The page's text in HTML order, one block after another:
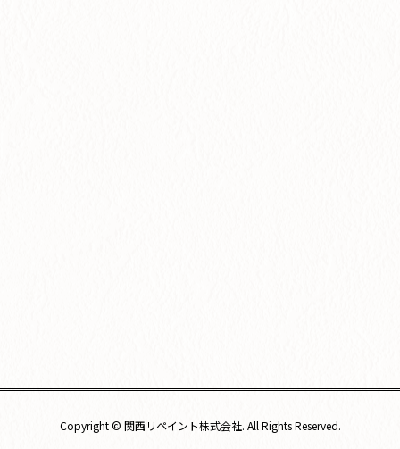
Copyright © 関西リペイント株式会社. All Rights Reserved.